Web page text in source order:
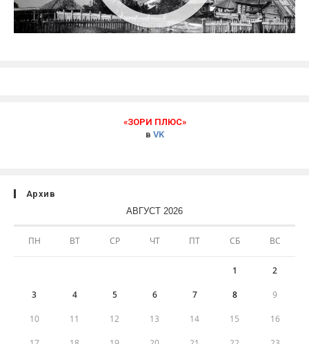
«ЗОРИ ПЛЮС»
в VK
Архив
АВГУСТ 2026
ПН ВТ СР ЧТ ПТ СБ ВС
1 2
3 4 5 6 7 8 9
10 11 12 13 14 15 16